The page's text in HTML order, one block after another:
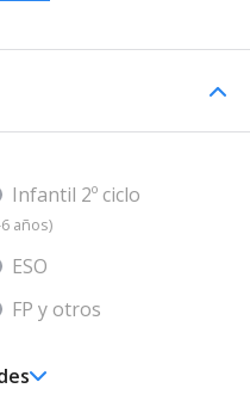
Infantil 2º ciclo
años)
ESO
FP y otros